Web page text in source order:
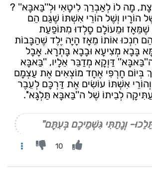
מָה לוֹ לְאַבְרֵךְ לִיטָאִי וּלְ''בַּאבָּא'' ?
וְשֶׁל הוֹרֵי אִשְׁתּוֹ שֶׁגַּם הֵם
שֶׁמֵּאָז וּמֵעוֹלָם סָלְדוּ מִתּוֹפַעַת
חִנְכוּ אוֹתוֹ מֵאָז הָיָה יֶלֶד שֶׁהַבָּבוֹת
בָּבָא מְצִיעָא וּבָבָא בָּתְרָא. אֲבָל
דַּוְקָא מְדַבֵּר אֵלָיו, ''בַּאבָּא
בְּיוֹם חָרְפִּי אֶחָד מוֹצְאִים אֶת עַצְמָם
וְהוֹרֵי אִשְׁתּוֹ עוֹשִׂים אֶת דַּרְכָּם לְעֵבֶר
לְבֵיתוֹ שֶׁל ה''בַּאבָּא תַּלְגָּא''.
וְנָתַתִּי גִּשְׁמֵיכֶם בְּעִתָּם"
10